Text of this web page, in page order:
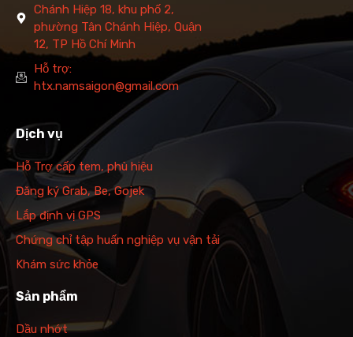
Chánh Hiệp 18, khu phố 2,
phường Tân Chánh Hiệp, Quận
12, TP Hồ Chí Minh
Hỗ trợ:
htx.namsaigon@gmail.com
Dịch vụ
Hỗ Trợ cấp tem, phù hiệu
Đăng ký Grab, Be, Gojek
Lắp định vị GPS
Chứng chỉ tập huấn nghiệp vụ vận tải
Khám sức khỏe
Sản phẩm
Dầu nhớt